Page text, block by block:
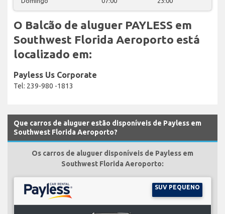
O Balcão de aluguer PAYLESS em
Southwest Florida Aeroporto está
localizado em:
Payless Us Corporate
Tel: 239-980 -1813
Que carros de aluguer estão disponíveis de Payless em
Southwest Florida Aeroporto?
Os carros de aluguer disponíveis de Payless em
Southwest Florida Aeroporto:
SUV PEQUENO